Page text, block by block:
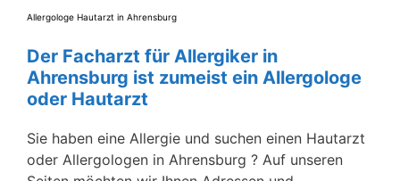
Allergologe Hautarzt in Ahrensburg
Der Facharzt für Allergiker in
Ahrensburg ist zumeist ein Allergologe
oder Hautarzt
Sie haben eine Allergie und suchen einen Hautarzt
oder Allergologen in Ahrensburg ? Auf unseren